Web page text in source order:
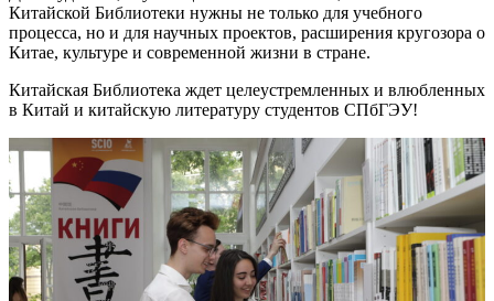
Китайской Библиотеки нужны не только для учебного
процесса, но и для научных проектов, расширения кругозора о
Китае, культуре и современной жизни в стране.
Китайская Библиотека ждет целеустремленных и влюбленных
в Китай и китайскую литературу студентов СПбГЭУ!